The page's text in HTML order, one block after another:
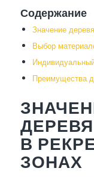
Содержание
Значение
Выбор
Преимущества
В
ЗОНАХ